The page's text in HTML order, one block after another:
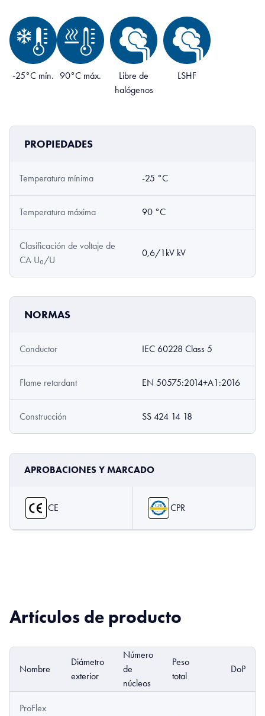
-25°C mín. 90°C máx.
Libre de
halógenos
LSHF
PROPIEDADES
Temperatura mínima -25 °C
Temperatura máxima 90 °C
Clasificación de voltaje de
CA U₀/U
0,6/1kV kV
NORMAS
Conductor IEC 60228 Class 5
Flame retardant EN 50575:2014+A1:2016
Construcción SS 424 14 18
APROBACIONES Y MARCADO
CE CPR
Artículos de producto
Nombre
Diámetro
exterior
Número
de
núcleos
Peso
total
DoP
ProFlex